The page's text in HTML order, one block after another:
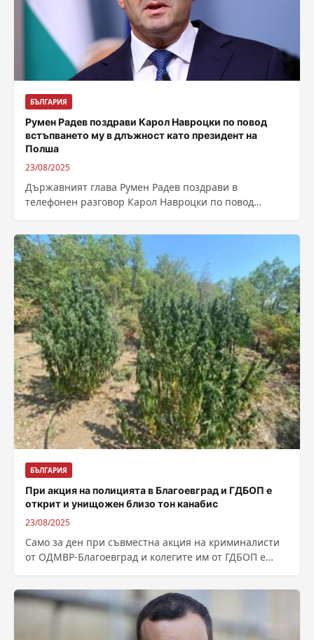
БЪЛГАРИЯ
Румен Радев поздрави Карол Навроцки по повод
встъпването му в длъжност като президент на
Полша
23/08/2025
Държавният глава Румен Радев поздрави в
телефонен разговор Карол Навроцки по повод
БЪЛГАРИЯ
При акция на полицията в Благоевград и ГДБОП е
открит и унищожен близо тон канабис
23/08/2025
Само за ден при съвместна акция на криминалисти
от ОДМВР-Благоевград и колегите им от ГДБОП е